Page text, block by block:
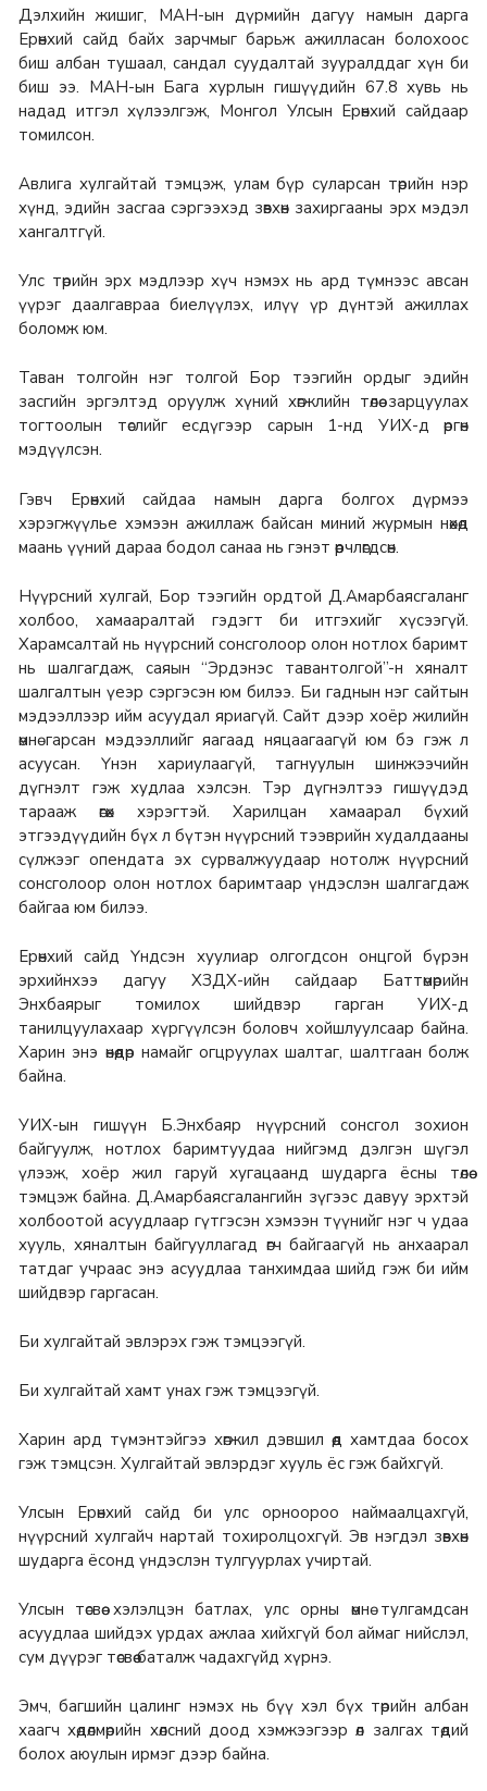
Дэлхийн жишиг, МАН-ын дүрмийн дагуу намын дарга
Ерөнхий сайд байх зарчмыг барьж ажилласан болохоос
биш албан тушаал, сандал суудалтай зууралддаг хүн би
биш ээ. МАН-ын Бага хурлын гишүүдийн 67.8 хувь нь
надад итгэл хүлээлгэж, Монгол Улсын Ерөнхий сайдаар
томилсон.
Авлига хулгайтай тэмцэж, улам бүр суларсан төрийн нэр
хүнд, эдийн засгаа сэргээхэд зөвхөн захиргааны эрх мэдэл
хангалтгүй.
Улс төрийн эрх мэдлээр хүч нэмэх нь ард түмнээс авсан
үүрэг даалгавраа биелүүлэх, илүү үр дүнтэй ажиллах
боломж юм.
Таван толгойн нэг толгой Бор тээгийн ордыг эдийн
засгийн эргэлтэд оруулж хүний хөгжлийн төлөө зарцуулах
тогтоолын төслийг есдүгээр сарын 1-нд УИХ-д өргөн
мэдүүлсэн.
Гэвч Ерөнхий сайдаа намын дарга болгох дүрмээ
хэрэгжүүлье хэмээн ажиллаж байсан миний журмын нөхөд
маань үүний дараа бодол санаа нь гэнэт өөрчлөгдсөн.
Нүүрсний хулгай, Бор тээгийн ордтой Д.Амарбаясгаланг
холбоо, хамааралтай гэдэгт би итгэхийг хүсээгүй.
Харамсалтай нь нүүрсний сонсголоор олон нотлох баримт
нь шалгагдаж, саяын “Эрдэнэс тавантолгой”-н хяналт
шалгалтын үеэр сэргэсэн юм билээ. Би гаднын нэг сайтын
мэдээллээр ийм асуудал яриагүй. Сайт дээр хоёр жилийн
өмнө гарсан мэдээллийг яагаад няцаагаагүй юм бэ гэж л
асуусан. Үнэн хариулаагүй, тагнуулын шинжээчийн
дүгнэлт гэж худлаа хэлсэн. Тэр дүгнэлтээ гишүүдэд
тарааж өгөх хэрэгтэй. Харилцан хамаарал бүхий
этгээдүүдийн бүх л бүтэн нүүрсний тээврийн худалдааны
сүлжээг опендата эх сурвалжуудаар нотолж нүүрсний
сонсголоор олон нотлох баримтаар үндэслэн шалгагдаж
байгаа юм билээ.
Ерөнхий сайд Үндсэн хуулиар олгогдсон онцгой бүрэн
эрхийнхээ дагуу ХЗДХ-ийн сайдаар Баттөмөрийн
Энхбаярыг томилох шийдвэр гарган УИХ-д
танилцуулахаар хүргүүлсэн боловч хойшлуулсаар байна.
Харин энэ өнөөдөр намайг огцруулах шалтаг, шалтгаан болж
байна.
УИХ-ын гишүүн Б.Энхбаяр нүүрсний сонсгол зохион
байгуулж, нотлох баримтуудаа нийгэмд дэлгэн шүгэл
үлээж, хоёр жил гаруй хугацаанд шударга ёсны төлөө
тэмцэж байна. Д.Амарбаясгалангийн зүгээс давуу эрхтэй
холбоотой асуудлаар гүтгэсэн хэмээн түүнийг нэг ч удаа
хууль, хяналтын байгууллагад өгч байгаагүй нь анхаарал
татдаг учраас энэ асуудлаа танхимдаа шийд гэж би ийм
шийдвэр гаргасан.
Би хулгайтай эвлэрэх гэж тэмцээгүй.
Би хулгайтай хамт унах гэж тэмцээгүй.
Харин ард түмэнтэйгээ хөгжил дэвшил өөд хамтдаа босох
гэж тэмцсэн. Хулгайтай эвлэрдэг хууль ёс гэж байхгүй.
Улсын Ерөнхий сайд би улс орноороо наймаалцахгүй,
нүүрсний хулгайч нартай тохиролцохгүй. Эв нэгдэл зөвхөн
шударга ёсонд үндэслэн тулгуурлах учиртай.
Улсын төсвөө хэлэлцэн батлах, улс орны өмнө тулгамдсан
асуудлаа шийдэх урдах ажлаа хийхгүй бол аймаг нийслэл,
сум дүүрэг төсвөө баталж чадахгүйд хүрнэ.
Эмч, багшийн цалинг нэмэх нь бүү хэл бүх төрийн албан
хаагч хөдөлмөрийн хөлсний доод хэмжээгээр өл залгах төдий
болох аюулын ирмэг дээр байна.